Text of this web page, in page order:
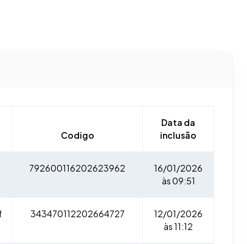
Codigo
Data da
inclusão
792600116202623962
16/01/2026
às 09:51
343470112202664727
12/01/2026
às 11:12